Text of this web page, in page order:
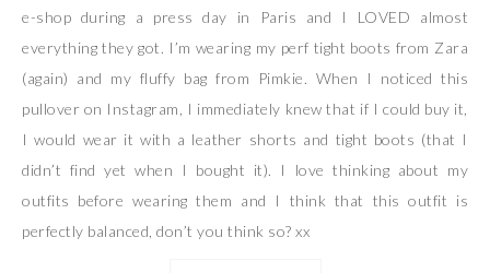
e-shop during a press day in Paris and I LOVED almost
everything they got. I’m wearing my perf tight boots from Zara
(again) and my fluffy bag from Pimkie. When I noticed this
pullover on Instagram, I immediately knew that if I could buy it,
I would wear it with a leather shorts and tight boots (that I
didn’t find yet when I bought it). I love thinking about my
outfits before wearing them and I think that this outfit is
perfectly balanced, don’t you think so? xx